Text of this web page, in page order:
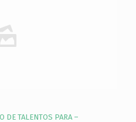
DE TALENTOS PARA –